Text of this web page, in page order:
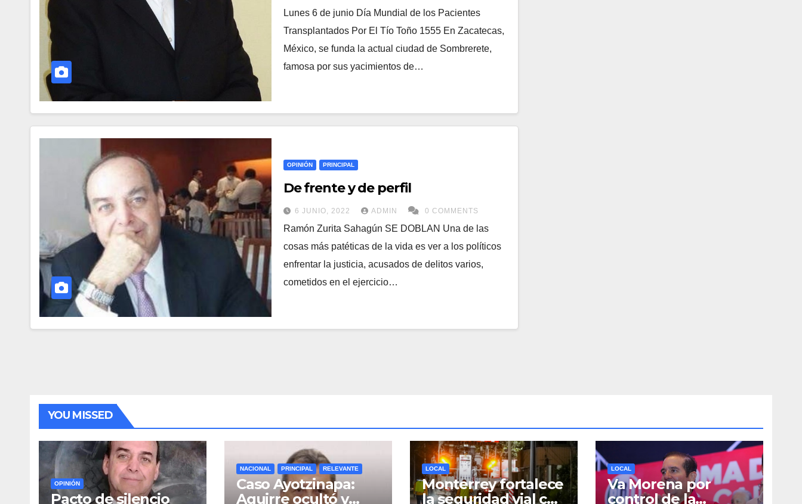
Lunes 6 de junio Día Mundial de los Pacientes
Transplantados Por El Tío Toño 1555 En Zacatecas,
México, se funda la actual ciudad de Sombrerete,
famosa por sus yacimientos de…
OPINIÓN PRINCIPAL
De frente y de perfil
6 JUNIO, 2022 ADMIN 0 COMMENTS
Ramón Zurita Sahagún SE DOBLAN Una de las
cosas más patéticas de la vida es ver a los políticos
enfrentar la justicia, acusados de delitos varios,
cometidos en el ejercicio…
YOU MISSED
OPINIÓN
Pacto de silencio
NACIONAL PRINCIPAL RELEVANTE
Caso Ayotzinapa:
Aguirre ocultó y
LOCAL
Monterrey fortalece
la seguridad vial con
LOCAL
Va Morena por
control de la